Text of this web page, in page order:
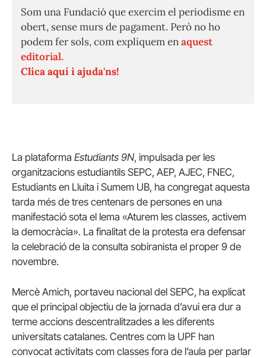
Som una Fundació que exercim el periodisme en
obert, sense murs de pagament. Però no ho
podem fer sols, com expliquem enaquest
editorial.
Clica aquí i ajuda'ns!
La plataforma Estudiants 9N, impulsada per les
organitzacions estudiantils SEPC, AEP, AJEC, FNEC,
Estudiants en Lluita i Sumem UB, ha congregat aquesta
tarda més de tres centenars de persones en una
manifestació sota el lema «Aturem les classes, activem
la democràcia». La finalitat de la protesta era defensar
la celebració de la consulta sobiranista el proper 9 de
novembre.
Mercè Amich, portaveu nacional del SEPC, ha explicat
que el principal objectiu de la jornada d’avui era dur a
terme accions descentralitzades a les diferents
universitats catalanes. Centres com la UPF han
convocat activitats com classes fora de l’aula per parlar